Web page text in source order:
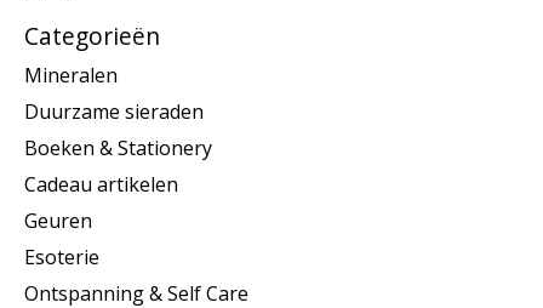
Categorieën
Mineralen
Duurzame sieraden
Boeken & Stationery
Cadeau artikelen
Geuren
Esoterie
Ontspanning & Self Care